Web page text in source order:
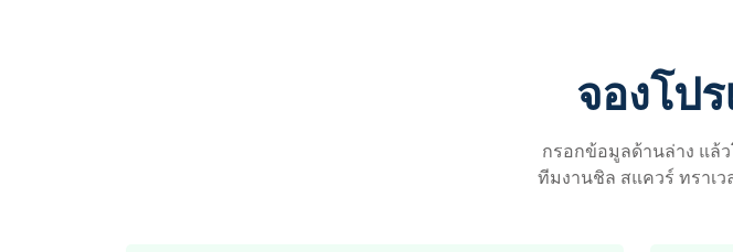
จองโป
กรอกข้อมูลด้านล่าง แล้
ทีมงานชิล สแควร์ ทราเ